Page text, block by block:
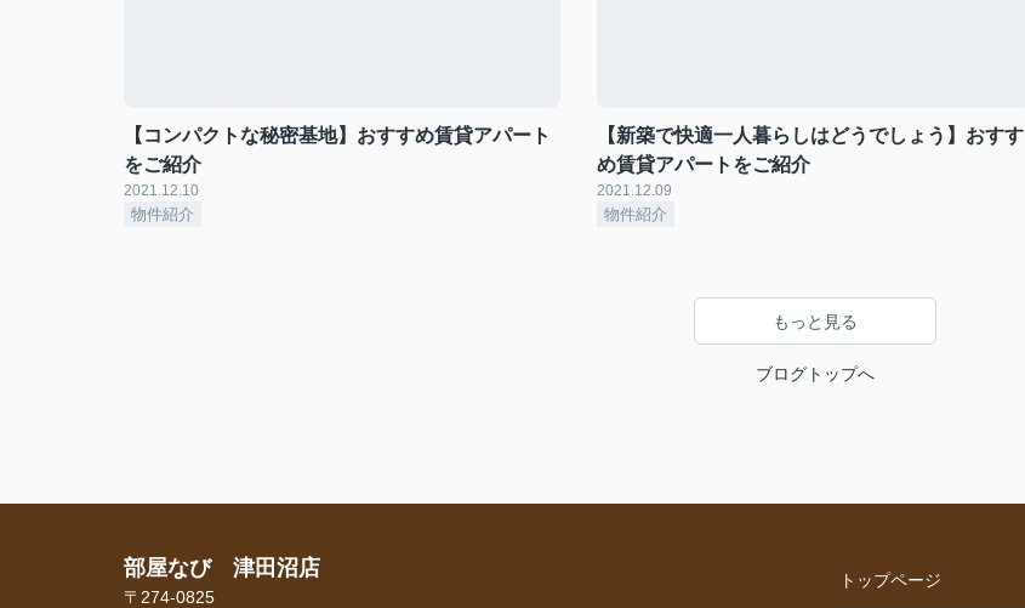
【コンパクトな秘密基地】おすすめ賃貸アパート
をご紹介
2021.12.10
物件紹介
【新築で快適一人暮らしはどうでしょう】おすす
め賃貸アパートをご紹介
2021.12.09
物件紹介
もっと見る
ブログトップへ
部屋なび 津田沼店
〒274-0825
トップページ